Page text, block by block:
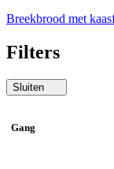
Breekbrood met
Filters
Sluiten
Gang